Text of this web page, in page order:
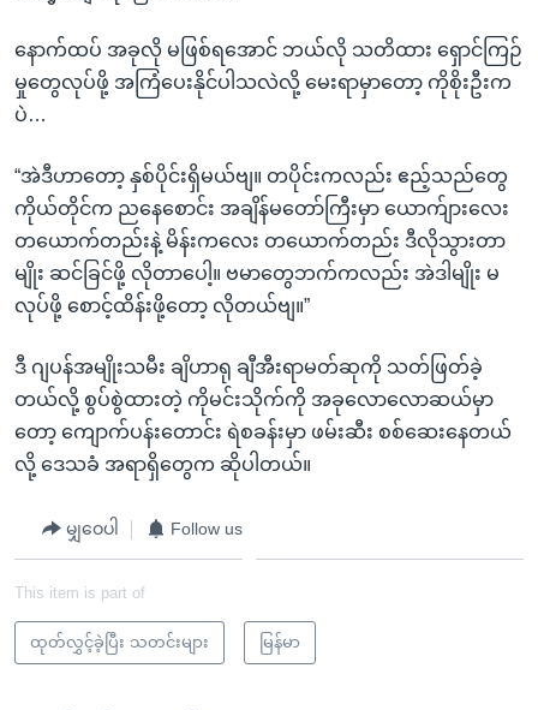
နောက်ထပ် အခုလို မဖြစ်ရအောင် ဘယ်လို သတိထား ရှောင်ကြဉ်
မှုတွေလုပ်ဖို့ အကြံပေးနိုင်ပါသလဲလို့ မေးရာမှာတော့ ကိုစိုးဦးက
ပဲ…
“အဲဒီဟာတော့ နှစ်ပိုင်းရှိမယ်ဗျ။ တပိုင်းကလည်း ဧည့်သည်တွေ
ကိုယ်တိုင်က ညနေစောင်း အချိန်မတော်ကြီးမှာ ယောက်ျားလေး
တယောက်တည်းနဲ့ မိန်းကလေး တယောက်တည်း ဒီလိုသွားတာ
မျိုး ဆင်ခြင်ဖို့ လိုတာပေါ့။ ဗမာတွေဘက်ကလည်း အဲဒါမျိုး မ
လုပ်ဖို့ စောင့်ထိန်းဖို့တော့ လိုတယ်ဗျ။”
ဒီ ဂျပန်အမျိုးသမီး ချိဟာရု ချီအီးရာမတ်ဆုကို သတ်ဖြတ်ခဲ့
တယ်လို့ စွပ်စွဲထားတဲ့ ကိုမင်းသိုက်ကို အခုလောလောဆယ်မှာ
တော့ ကျောက်ပန်းတောင်း ရဲစခန်းမှာ ဖမ်းဆီး စစ်ဆေးနေတယ်
လို့ ဒေသခံ အရာရှိတွေက ဆိုပါတယ်။
မျှဝေပါ Follow us
This item is part of
ထုတ်လွှင့်ခဲ့ပြီး သတင်းများ မြန်မာ